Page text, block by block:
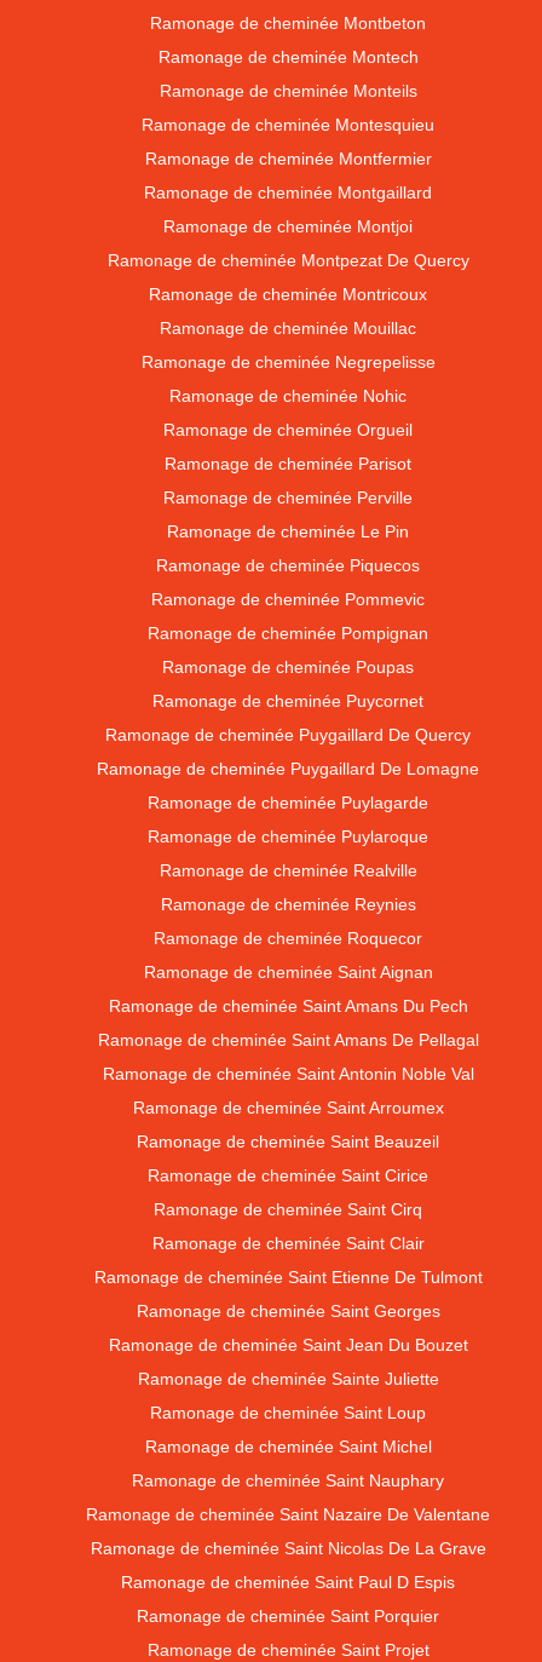
Ramonage de cheminée Montbeton
Ramonage de cheminée Montech
Ramonage de cheminée Monteils
Ramonage de cheminée Montesquieu
Ramonage de cheminée Montfermier
Ramonage de cheminée Montgaillard
Ramonage de cheminée Montjoi
Ramonage de cheminée Montpezat De Quercy
Ramonage de cheminée Montricoux
Ramonage de cheminée Mouillac
Ramonage de cheminée Negrepelisse
Ramonage de cheminée Nohic
Ramonage de cheminée Orgueil
Ramonage de cheminée Parisot
Ramonage de cheminée Perville
Ramonage de cheminée Le Pin
Ramonage de cheminée Piquecos
Ramonage de cheminée Pommevic
Ramonage de cheminée Pompignan
Ramonage de cheminée Poupas
Ramonage de cheminée Puycornet
Ramonage de cheminée Puygaillard De Quercy
Ramonage de cheminée Puygaillard De Lomagne
Ramonage de cheminée Puylagarde
Ramonage de cheminée Puylaroque
Ramonage de cheminée Realville
Ramonage de cheminée Reynies
Ramonage de cheminée Roquecor
Ramonage de cheminée Saint Aignan
Ramonage de cheminée Saint Amans Du Pech
Ramonage de cheminée Saint Amans De Pellagal
Ramonage de cheminée Saint Antonin Noble Val
Ramonage de cheminée Saint Arroumex
Ramonage de cheminée Saint Beauzeil
Ramonage de cheminée Saint Cirice
Ramonage de cheminée Saint Cirq
Ramonage de cheminée Saint Clair
Ramonage de cheminée Saint Etienne De Tulmont
Ramonage de cheminée Saint Georges
Ramonage de cheminée Saint Jean Du Bouzet
Ramonage de cheminée Sainte Juliette
Ramonage de cheminée Saint Loup
Ramonage de cheminée Saint Michel
Ramonage de cheminée Saint Nauphary
Ramonage de cheminée Saint Nazaire De Valentane
Ramonage de cheminée Saint Nicolas De La Grave
Ramonage de cheminée Saint Paul D Espis
Ramonage de cheminée Saint Porquier
Ramonage de cheminée Saint Projet